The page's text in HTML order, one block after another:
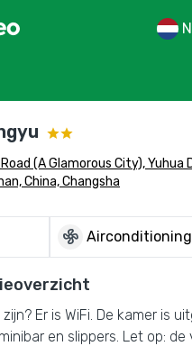
(A Glamorous City), Yuhua
China, Changsha
mode_fan Airconditioning
Er is WiFi. De kamer is
en slippers. Let op: de